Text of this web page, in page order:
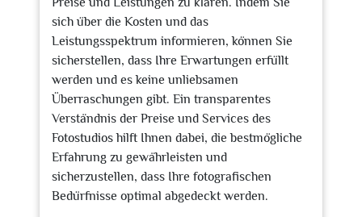
sich über die Kosten und das
Leistungsspektrum informieren, können Sie
sicherstellen, dass Ihre Erwartungen erfüllt
werden und es keine unliebsamen
Überraschungen gibt. Ein transparentes
Verständnis der Preise und Services des
Fotostudios hilft Ihnen dabei, die bestmögliche
Erfahrung zu gewährleisten und
sicherzustellen, dass Ihre fotografischen
Bedürfnisse optimal abgedeckt werden.